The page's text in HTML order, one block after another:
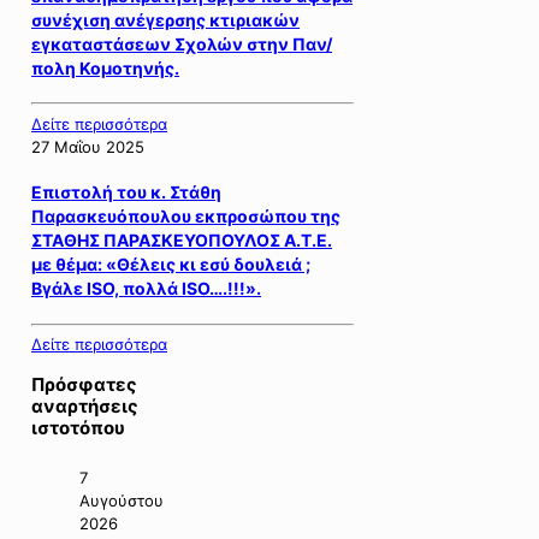
συνέχιση ανέγερσης κτιριακών
εγκαταστάσεων Σχολών στην Παν/
πολη Κομοτηνής.
Δείτε περισσότερα
27 Μαΐου 2025
Επιστολή του κ. Στάθη
Παρασκευόπουλου εκπροσώπου της
ΣΤΑΘΗΣ ΠΑΡΑΣΚΕΥΟΠΟΥΛΟΣ Α.Τ.Ε.
με θέμα: «Θέλεις κι εσύ δουλειά ;
Βγάλε ISO, πολλά ISO….!!!».
Δείτε περισσότερα
Πρόσφατες
αναρτήσεις
ιστοτόπου
7
Αυγούστου
2026